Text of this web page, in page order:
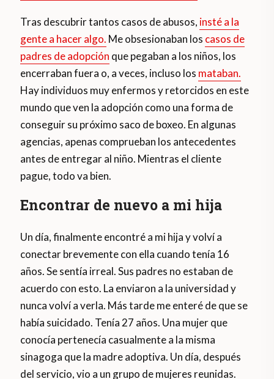
Tras descubrir tantos casos de abusos, insté a la
gente a hacer algo. Me obsesionaban los casos de
padres de adopción que pegaban a los niños, los
encerraban fuera o, a veces, incluso los mataban.
Hay individuos muy enfermos y retorcidos en este
mundo que ven la adopción como una forma de
conseguir su próximo saco de boxeo. En algunas
agencias, apenas comprueban los antecedentes
antes de entregar al niño. Mientras el cliente
pague, todo va bien.
Encontrar de nuevo a mi hija
Un día, finalmente encontré a mi hija y volví a
conectar brevemente con ella cuando tenía 16
años. Se sentía irreal. Sus padres no estaban de
acuerdo con esto. La enviaron a la universidad y
nunca volví a verla. Más tarde me enteré de que se
había suicidado. Tenía 27 años. Una mujer que
conocía pertenecía casualmente a la misma
sinagoga que la madre adoptiva. Un día, después
del servicio, vio a un grupo de mujeres reunidas.